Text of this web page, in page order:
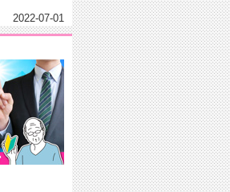
2022-07-01